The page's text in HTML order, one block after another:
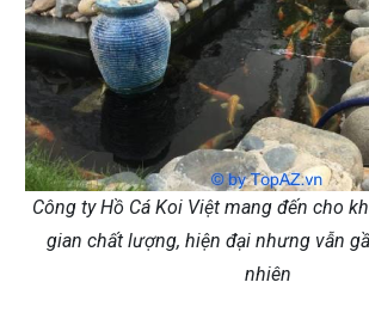
Công ty Hồ Cá Koi Việt mang đến cho
gian chất lượng, hiện đại nhưng vẫn
nhiên